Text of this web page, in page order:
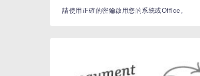
請使用正確的密鑰啟用您的系統或Office。